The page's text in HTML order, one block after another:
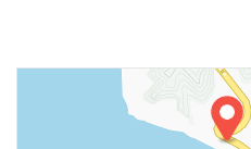
크기가 밑에서 위로 갈수록 작아지는
크기가 큰 층은 침식을 적게 받아 외부
있다. 이렇게 물질들이 침식을 견디는
나는데, 이를 차별침식이라고 한다.
과거 버섯바위는 현재 위치가 아닌 현